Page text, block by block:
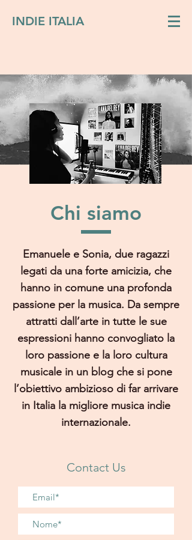
INDIE ITALIA
Emanuele e Sonia, due ragazzi
legati da una forte amicizia, che
hanno in comune una profonda
passione per la musica. Da sempre
attratti dall’arte in tutte le sue
espressioni hanno convogliato la
loro passione e la loro cultura
musicale in un blog che si pone
l’obiettivo ambizioso di far arrivare
in Italia la migliore musica indie
internazionale.
Contact Us
Chi siamo